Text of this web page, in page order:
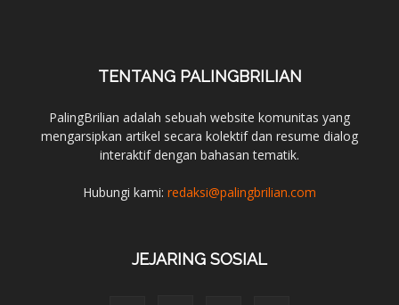
TENTANG PALINGBRILIAN
PalingBrilian adalah sebuah website komunitas yang
mengarsipkan artikel secara kolektif dan resume dialog
interaktif dengan bahasan tematik.
Hubungi kami: redaksi@palingbrilian.com
JEJARING SOSIAL